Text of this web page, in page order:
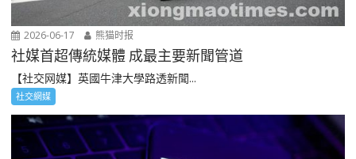
2026-06-17 熊猫时报
社媒首超傳統媒體 成最主要新聞管道
【社交网媒】英國牛津大學路透新聞...
社交網媒